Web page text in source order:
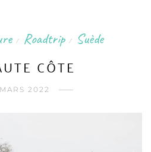
/ Roadtrip / Suède
CÔTE
2022